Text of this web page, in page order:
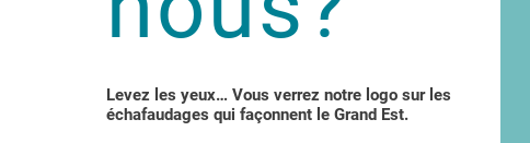
Levez les yeux… Vous verrez notre logo sur les
échafaudages qui façonnent le Grand Est.